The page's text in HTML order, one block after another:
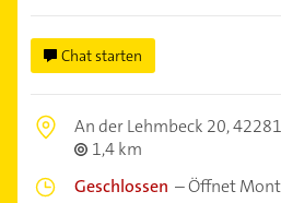
Chat starten
An der Lehmbeck 20,
1,4 km
Geschlossen –Öffnet